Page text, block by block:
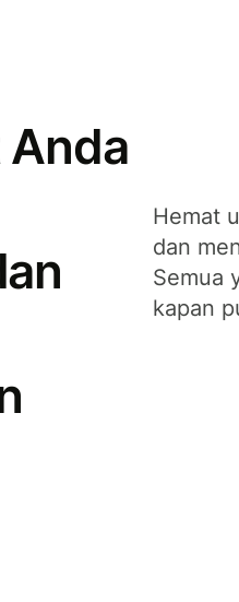
Anda
Hemat
dan
Semua
kapan